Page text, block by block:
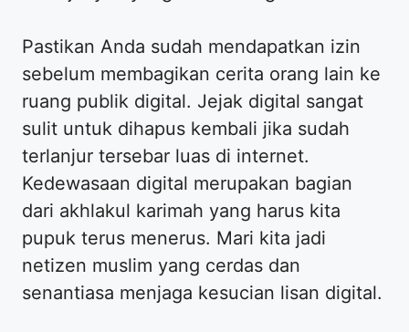
Pastikan Anda sudah mendapatkan izin
sebelum membagikan cerita orang lain ke
ruang publik digital. Jejak digital sangat
sulit untuk dihapus kembali jika sudah
terlanjur tersebar luas di internet.
Kedewasaan digital merupakan bagian
dari akhlakul karimah yang harus kita
pupuk terus menerus. Mari kita jadi
netizen muslim yang cerdas dan
senantiasa menjaga kesucian lisan digital.